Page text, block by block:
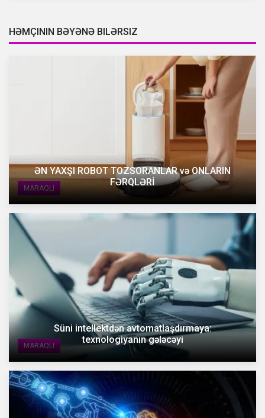
HƏMÇININ BƏYƏNƏ BILƏRSIZ
MARAQLI
ƏN YAXŞI ROBOT TOZSORANLAR və ONLARIN
FƏRQLƏRİ
MARAQLI
Süni intellektdən avtomatlaşdırmaya:
texnologiyanın gələcəyi